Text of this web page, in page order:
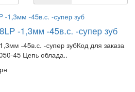
-1,3мм -45в.с. -супер зуб
-45в.с. -супер зубКод для заказа
45 Цепь облада..